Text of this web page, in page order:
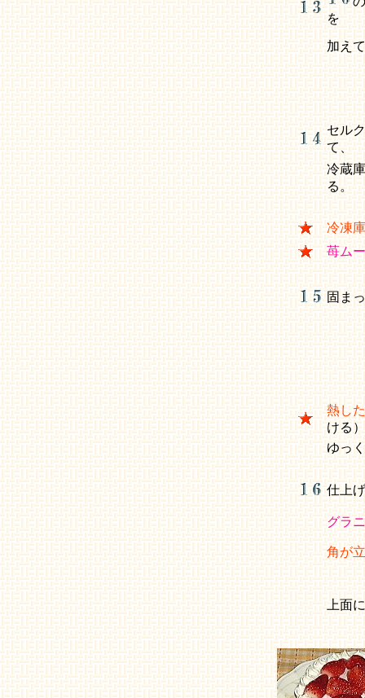
を
加え
セル
て、
冷蔵
る。
冷凍庫
苺ム
固ま
熱し
ける
ゆっ
仕上
グラ
角が
上面に